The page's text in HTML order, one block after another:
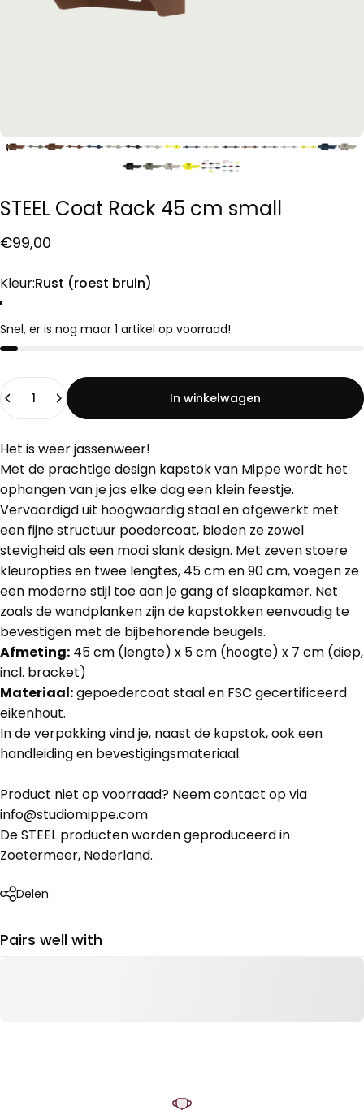
STEEL Coat Rack 45 cm small
€99,00
Kleur
Kleur:Rust (roest bruin)
Snel, er is nog maar 1 artikel op voorraad!
Hoeveelheid
In winkelwagen
Het is weer jassenweer!
Met de prachtige design kapstok van Mippe wordt het
ophangen van je jas elke dag een klein feestje.
Vervaardigd uit hoogwaardig staal en afgewerkt met
een fijne structuur poedercoat, bieden ze zowel
stevigheid als een mooi slank design. Met zeven stoere
kleuropties en twee lengtes, 45 cm en 90 cm, voegen ze
een moderne stijl toe aan je gang of slaapkamer. Net
zoals de wandplanken zijn de kapstokken eenvoudig te
bevestigen met de bijbehorende beugels.
Afmeting: 45 cm (lengte) x 5 cm (hoogte) x 7 cm (diep,
incl. bracket)
Materiaal:gepoedercoat staal en FSC gecertificeerd
eikenhout.
In de verpakking vind je, naast de kapstok, ook een
handleiding en bevestigingsmateriaal.
Product niet op voorraad? Neem contact op via
info@studiomippe.com
De STEEL producten worden geproduceerd in
Zoetermeer, Nederland.
Delen
Pairs well with